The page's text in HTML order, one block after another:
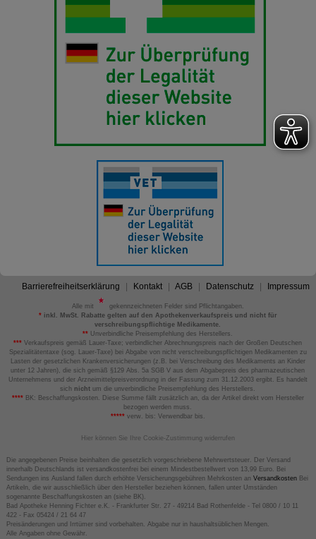
Barrierefreiheitserklärung Kontakt AGB Datenschutz Impressum
Alle mit
gekennzeichneten Felder sind Pflichtangaben.
*inkl. MwSt. Rabatte gelten auf den Apothekenverkaufspreis und nicht für
verschreibungspflichtige Medikamente.
** Unverbindliche Preisempfehlung des Herstellers.
*** Verkaufspreis gemäß Lauer-Taxe; verbindlicher Abrechnungspreis nach der Großen Deutschen
Spezialitätentaxe (sog. Lauer-Taxe) bei Abgabe von nicht verschreibungspflichtigen Medikamenten zu
Lasten der gesetzlichen Krankenversicherungen (z.B. bei Verschreibung des Medikaments an Kinder
unter 12 Jahren), die sich gemäß §129 Abs. 5a SGB V aus dem Abgabepreis des pharmazeutischen
Unternehmens und der Arzneimittelpreisverordnung in der Fassung zum 31.12.2003 ergibt. Es handelt
sich nicht um die unverbindliche Preisempfehlung des Herstellers.
****BK: Beschaffungskosten. Diese Summe fällt zusätzlich an, da der Artikel direkt vom Hersteller
bezogen werden muss.
*****verw. bis: Verwendbar bis.
Hier können Sie Ihre Cookie-Zustimmung widerrufen
Die angegebenen Preise beinhalten die gesetzlich vorgeschriebene Mehrwertsteuer. Der Versand
innerhalb Deutschlands ist versandkostenfrei bei einem Mindestbestellwert von 13,99 Euro. Bei
Sendungen ins Ausland fallen durch erhöhte Versicherungsgebühren Mehrkosten an VersandkostenBei
Artikeln, die wir ausschließlich über den Hersteller beziehen können, fallen unter Umständen
sogenannte Beschaffungskosten an (siehe BK).
Bad Apotheke Henning Fichter e.K. - Frankfurter Str. 27 - 49214 Bad Rothenfelde - Tel 0800 / 10 11
422 - Fax 05424 / 21 64 47
Preisänderungen und Irrtümer sind vorbehalten. Abgabe nur in haushaltsüblichen Mengen.
Alle Angaben ohne Gewähr.